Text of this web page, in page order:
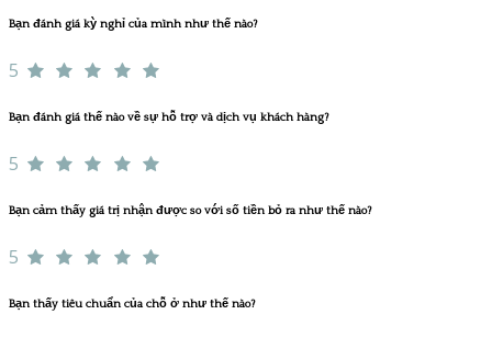
Bạn đánh giá kỳ nghỉ của mình như thế nào?
5
Bạn đánh giá thế nào về sự hỗ trợ và dịch vụ khách hàng?
5
Bạn cảm thấy giá trị nhận được so với số tiền bỏ ra như thế nào?
5
Bạn thấy tiêu chuẩn của chỗ ở như thế nào?